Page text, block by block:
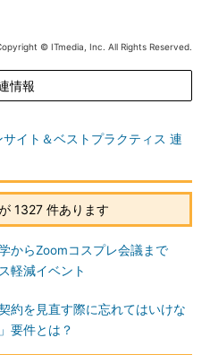
© ITmedia, Inc. All Rights Reserved.
情報
イト＆ベストプラクティス 連
1327 件あります
からZoomコスプレ会議まで
軽減イベント
約を見直す際に忘れてはいけな
要件とは？